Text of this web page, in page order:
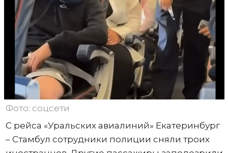
Фото: соцсети
С рейса «Уральских авиалиний» Екатеринбург
– Стамбул сотрудники полиции сняли троих